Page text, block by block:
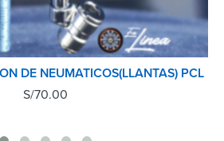
DE NEUMATICOS(LLANTAS) PCL
S/70.00